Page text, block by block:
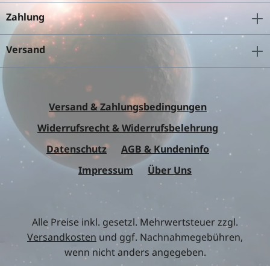
Zahlung
Versand
Versand & Zahlungsbedingungen
Widerrufsrecht & Widerrufsbelehrung
Datenschutz
AGB & Kundeninfo
Impressum
Über Uns
Alle Preise inkl. gesetzl. Mehrwertsteuer zzgl.
Versandkosten und ggf. Nachnahmegebühren,
wenn nicht anders angegeben.